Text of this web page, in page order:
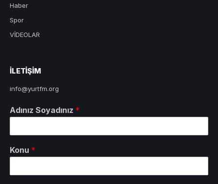
Haber
Spor
VİDEOLAR
ILETIŞIM
info@yurtfm.org
Adınız Soyadınız *
Konu *